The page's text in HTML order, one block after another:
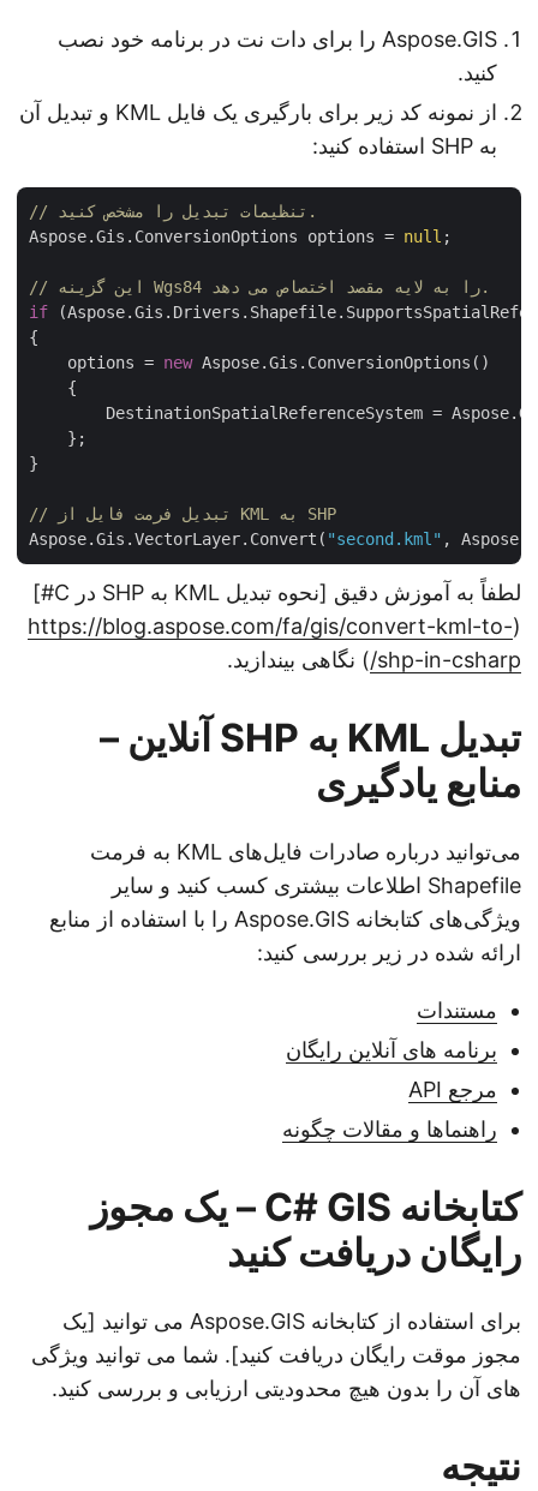
Aspose.GIS را برای دات نت در برنامه خود نصب
کنید.
از نمونه کد زیر برای بارگیری یک فایل KML و تبدیل آن
به SHP استفاده کنید:
Aspose.Gis.ConversionOptions options = null
if
    options =
new Aspose.Gis.ConversionOptions()
    {
DestinationSpatialReferenceSystem =
    };
// تبدیل فرمت فایل از KML به SHP
Aspose.Gis.VectorLayer.Convert("second.kml" ,
لطفاً به آموزش دقیق [نحوه تبدیل KML به SHP در C#]
https://blog.aspose.com/fa/gis/convert-kml-to-
shp-in-csharp/ ) نگاهی بیندازید.
تبدیل KML به SHP آنلاین –
منابع یادگیری
می‌توانید درباره صادرات فایل‌های KML به فرمت
Shapefile اطلاعات بیشتری کسب کنید و سایر
ویژگی‌های کتابخانه Aspose.GIS را با استفاده از منابع
ارائه شده در زیر بررسی کنید:
مستندات
برنامه های آنلاین رایگان
مرجع API
راهنماها و مقالات چگونه
کتابخانه C# GIS – یک مجوز
رایگان دریافت کنید
برای استفاده از کتابخانه Aspose.GIS می توانید [یک
مجوز موقت رایگان دریافت کنید]. شما می توانید ویژگی
های آن را بدون هیچ محدودیتی ارزیابی و بررسی کنید.
نتیجه